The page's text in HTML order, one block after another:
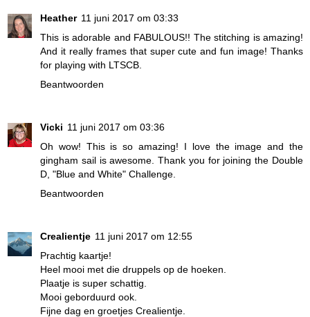
Heather 11 juni 2017 om 03:33
This is adorable and FABULOUS!! The stitching is amazing!
And it really frames that super cute and fun image! Thanks
for playing with LTSCB.
Beantwoorden
Vicki 11 juni 2017 om 03:36
Oh wow! This is so amazing! I love the image and the
gingham sail is awesome. Thank you for joining the Double
D, "Blue and White" Challenge.
Beantwoorden
Crealientje 11 juni 2017 om 12:55
Prachtig kaartje!
Heel mooi met die druppels op de hoeken.
Plaatje is super schattig.
Mooi geborduurd ook.
Fijne dag en groetjes Crealientje.